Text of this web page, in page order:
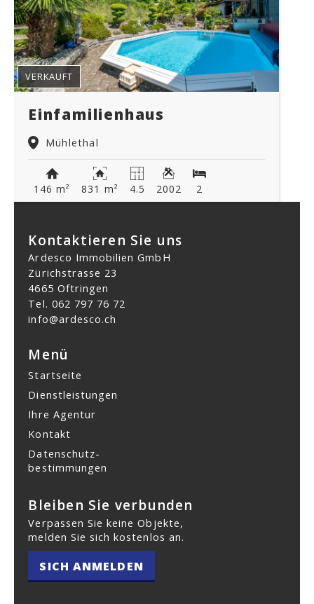
Einfamilienhaus
Mühlethal
VERKAUFT
146 m² 831 m² 4.5 2002 2
Kontaktieren Sie uns
Ardesco Immobilien GmbH
Zürichstrasse 23
4665 Oftringen
Tel. 062 797 76 72
info@ardesco.ch
Menü
Startseite
Dienstleistungen
Ihre Agentur
Kontakt
Datenschutz­
bestimmungen
Bleiben Sie verbunden
Verpassen Sie keine Objekte,
melden Sie sich kostenlos an.
SICH ANMELDEN